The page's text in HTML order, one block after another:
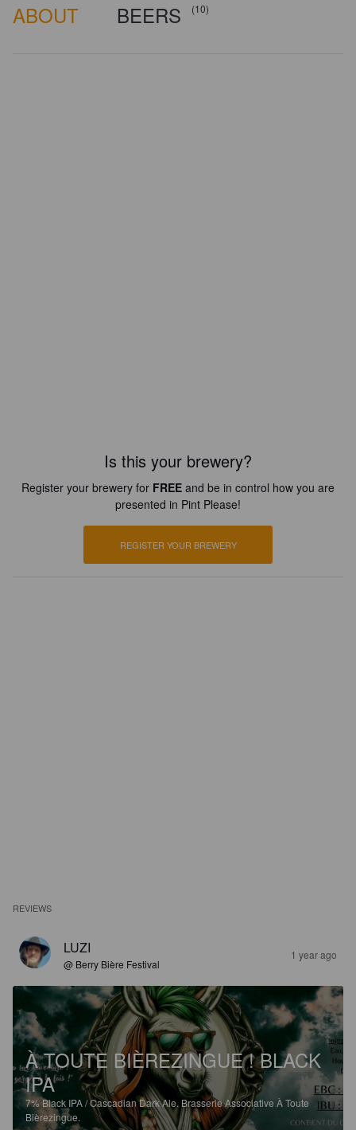
ABOUT BEERS (10)
Is this your brewery?
Register your brewery for FREE and be in control how you are
presented in Pint Please!
REGISTER YOUR BREWERY
REVIEWS
LUZI
@ Berry Bière Festival
1 year ago
À TOUTE BIÈREZINGUE ! BLACK
IPA
7% Black IPA / Cascadian Dark Ale.Brasserie Associative À Toute
Bièrezingue.